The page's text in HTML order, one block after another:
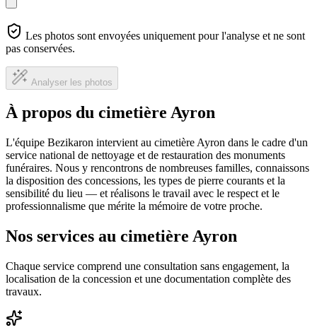
Les photos sont envoyées uniquement pour l'analyse et ne sont
pas conservées.
Analyser les photos
À propos du cimetière Ayron
L'équipe Bezikaron intervient au cimetière Ayron dans le cadre d'un
service national de nettoyage et de restauration des monuments
funéraires. Nous y rencontrons de nombreuses familles, connaissons
la disposition des concessions, les types de pierre courants et la
sensibilité du lieu — et réalisons le travail avec le respect et le
professionnalisme que mérite la mémoire de votre proche.
Nos services au cimetière Ayron
Chaque service comprend une consultation sans engagement, la
localisation de la concession et une documentation complète des
travaux.